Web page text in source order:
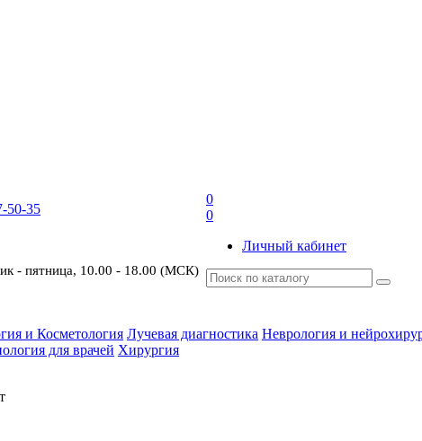
50-35
- пятница, 10.00 - 18.00 (МСК)
0
0
Личный кабинет
и Косметология Лучевая диагностика Неврология и
для врачей Хирургия